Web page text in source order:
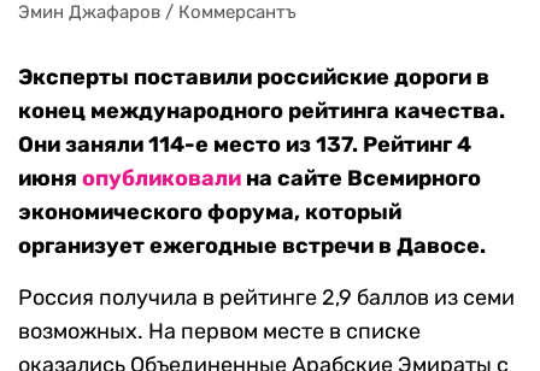
Эмин Джафаров / Коммерсантъ
Эксперты поставили российские дороги в
конец международного рейтинга качества.
Они заняли 114-е место из 137. Рейтинг 4
июня опубликовали на сайте Всемирного
экономического форума, который
организует ежегодные встречи в Давосе.
Россия получила в рейтинге 2,9 баллов из семи
возможных. На первом месте в списке
оказались Объединенные Арабские Эмираты с